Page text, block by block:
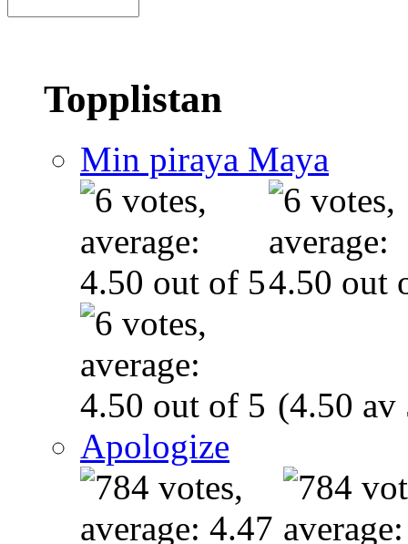
Topplistan
Min piraya Maya
(4.50 av
Apologize